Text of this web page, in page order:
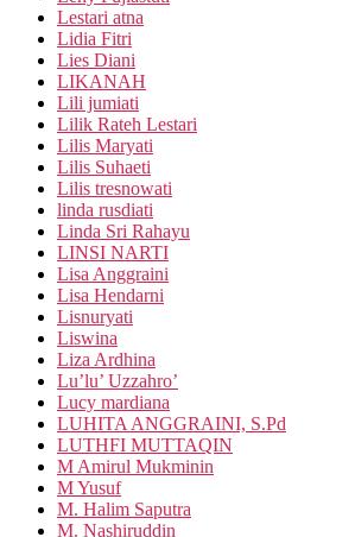
Lestari atna
Lidia Fitri
Lies Diani
LIKANAH
Lili jumiati
Lilik Rateh Lestari
Lilis Maryati
Lilis Suhaeti
Lilis tresnowati
linda rusdiati
Linda Sri Rahayu
LINSI NARTI
Lisa Anggraini
Lisa Hendarni
Lisnuryati
Liswina
Liza Ardhina
Lu’lu’ Uzzahro’
Lucy mardiana
LUHITA ANGGRAINI, S.Pd
LUTHFI MUTTAQIN
M Amirul Mukminin
M Yusuf
M. Halim Saputra
M. Nashiruddin